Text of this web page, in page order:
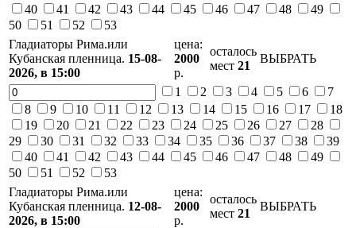
40
41 42 43 44 45 46 47 48
49
50
51 52
53
Гладиаторы Рима.или
Кубанская пленница. 15-08-
2026, в 15:00
цена:
2000
р.
осталось
мест 21
ВЫБРАТЬ
1 2 3 4 5 6
7
8
9 10 11 12 13 14 15 16 17
18
19
20 21 22 23 24 25 26 27
28
29
30 31 32 33 34 35 36 37 38
39
40
41 42 43 44 45 46 47 48
49
50
51 52
53
Гладиаторы Рима.или
Кубанская пленница. 12-08-
2026, в 15:00
цена:
2000
р.
осталось
мест 21
ВЫБРАТЬ